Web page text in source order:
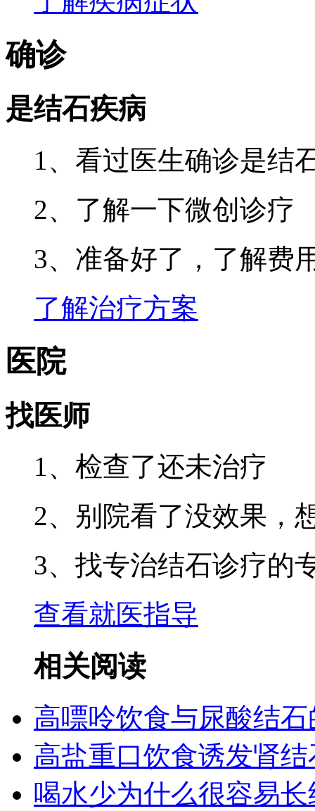
确诊
是结石疾病
1、看过医生确诊是结
2、了解一下微创诊疗
3、准备好了，了解费
了解治疗方案
医院
找医师
1、检查了还未治疗
2、别院看了没效果，
3、找专治结石诊疗的
查看就医指导
相关阅读
高嘌呤饮食与尿酸结
高盐重口饮食诱发肾
喝水少为什么很容易长